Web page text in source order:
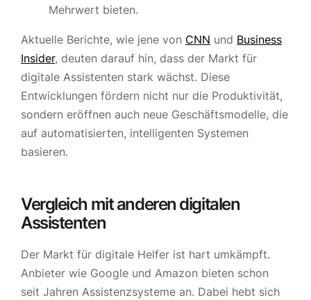
Mehrwert bieten.
Aktuelle Berichte, wie jene von CNN und Business
Insider, deuten darauf hin, dass der Markt für
digitale Assistenten stark wächst. Diese
Entwicklungen fördern nicht nur die Produktivität,
sondern eröffnen auch neue Geschäftsmodelle, die
auf automatisierten, intelligenten Systemen
basieren.
Vergleich mit anderen digitalen
Assistenten
Der Markt für digitale Helfer ist hart umkämpft.
Anbieter wie Google und Amazon bieten schon
seit Jahren Assistenzsysteme an. Dabei hebt sich